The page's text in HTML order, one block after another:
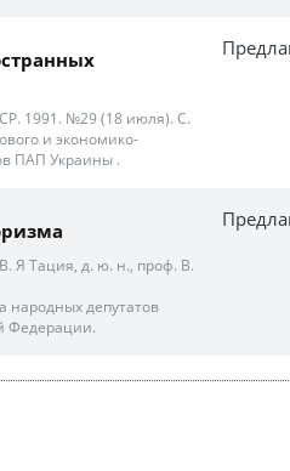
1991. №29 (18 июля). С.
и экономико-
ПАП Украины .
Я Тация, д. ю. н., проф. В.
депутатов
Федерации.